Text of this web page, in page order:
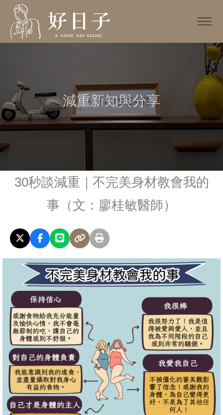
減重新知與分享
30秒談減重｜不完美身材教會我的
事（文：廖桂敏醫師）